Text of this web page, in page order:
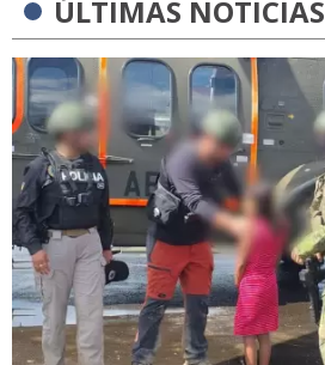
ÚLTIMAS NOTICIAS